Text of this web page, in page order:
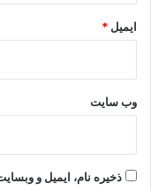
ایمیل *
وب‌ سایت
ذخیره نام، ایمیل و